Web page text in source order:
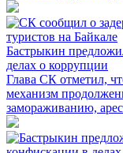
Бастрыкин
делах о коррупции
Глава СК отметил,
механизм
замораживанию,